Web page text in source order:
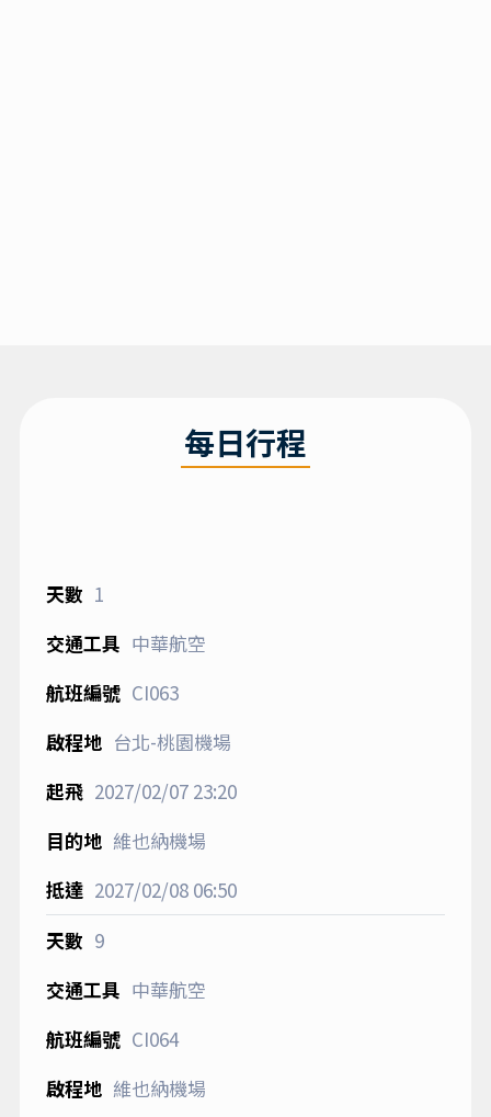
每日行程
1
中華航空
CI063
台北-桃園機場
2027/02/0723:20
維也納機場
2027/02/0806:50
9
中華航空
CI064
維也納機場